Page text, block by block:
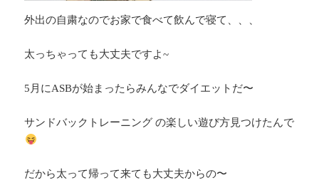
外出の自粛なのでお家で食べて飲んで寝て、、、
太っちゃっても大丈夫ですよ~
5月にASBが始まったらみんなでダイエットだ〜
サンドバックトレーニング の楽しい遊び方見つけたんで
だから太って帰って来ても大丈夫からの〜